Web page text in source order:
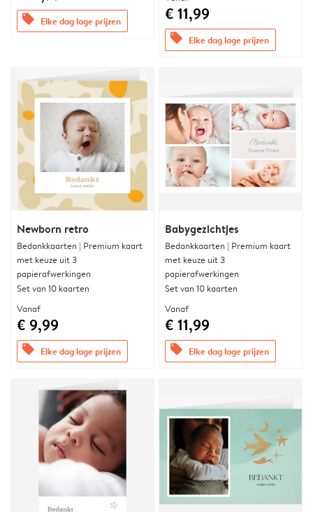
offers Elke dag lage prijzen € 11,99
offers Elke dag lage prijzen
Newborn retro
Bedankkaarten | Premium kaart
met keuze uit 3
papierafwerkingen
Set van 10 kaarten
Vanaf
€ 9,99
offers Elke dag lage prijzen
Babygezichtjes
Bedankkaarten | Premium kaart
met keuze uit 3
papierafwerkingen
Set van 10 kaarten
Vanaf
€ 11,99
offers Elke dag lage prijzen